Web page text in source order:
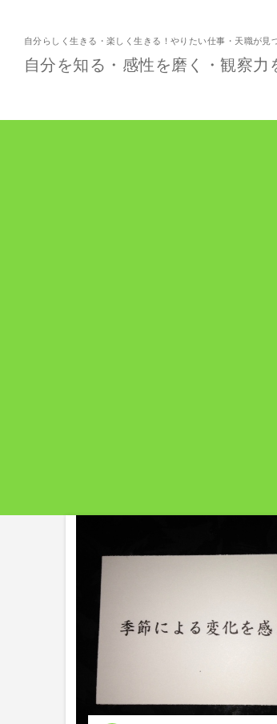
自分らしく生きる・楽しく生きる！やりたい仕事・天職が
自分を知る・感性を磨く・観察